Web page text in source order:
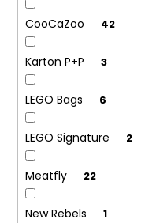
CooCaZoo 42
Karton P+P 3
LEGO Bags 6
LEGO Signature 2
Meatfly 22
New Rebels 1